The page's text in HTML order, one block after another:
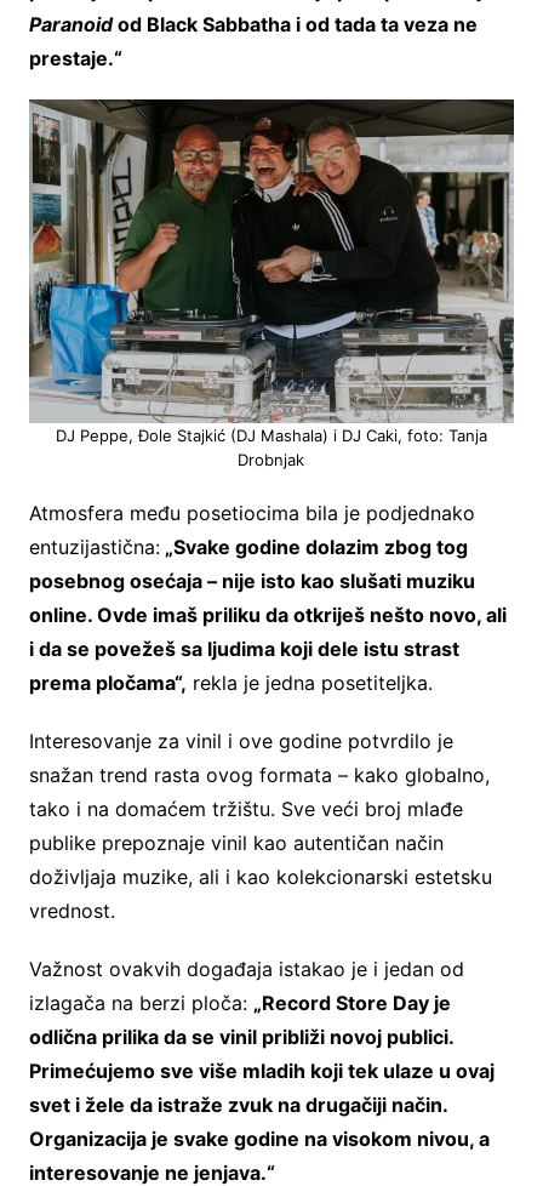
Paranoidod Black Sabbatha i od tada ta veza ne
prestaje.“
DJ Peppe, Đole Stajkić (DJ Mashala) i DJ Caki, foto: Tanja
Drobnjak
Atmosfera među posetiocima bila je podjednako
entuzijastična:„Svake godine dolazim zbog tog
posebnog osećaja – nije isto kao slušati muziku
online. Ovde imaš priliku da otkriješ nešto novo, ali
i da se povežeš sa ljudima koji dele istu strast
prema pločama“, rekla je jedna posetiteljka.
Interesovanje za vinil i ove godine potvrdilo je
snažan trend rasta ovog formata – kako globalno,
tako i na domaćem tržištu. Sve veći broj mlađe
publike prepoznaje vinil kao autentičan način
doživljaja muzike, ali i kao kolekcionarski estetsku
vrednost.
Važnost ovakvih događaja istakao je i jedan od
izlagača na berzi ploča: „Record Store Day je
odlična prilika da se vinil približi novoj publici.
Primećujemo sve više mladih koji tek ulaze u ovaj
svet i žele da istraže zvuk na drugačiji način.
Organizacija je svake godine na visokom nivou, a
interesovanje ne jenjava.“